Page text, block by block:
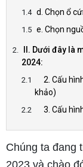
d. Chọn ổ
e. Chọn
II. Dưới đây là
2024:
2. Cấu
khảo)
3. Cấu
Chúng ta đang
2023 và chào